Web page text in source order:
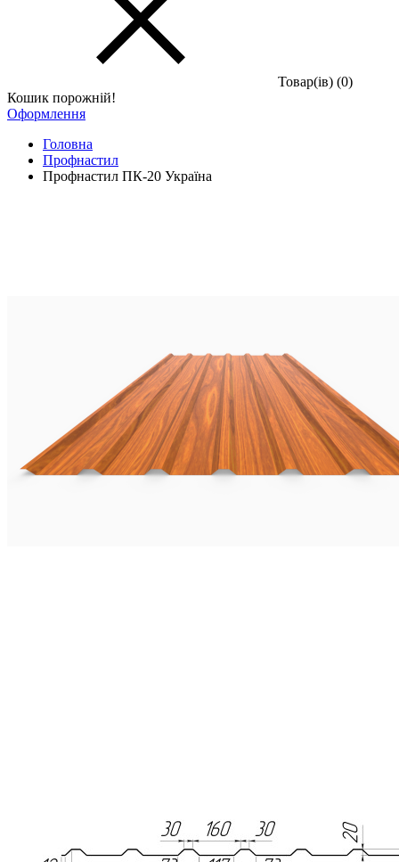
Товар(iв) (0)
Кошик порожній!
Оформлення
Головна
Профнастил
Профнастил ПК-20 Україна